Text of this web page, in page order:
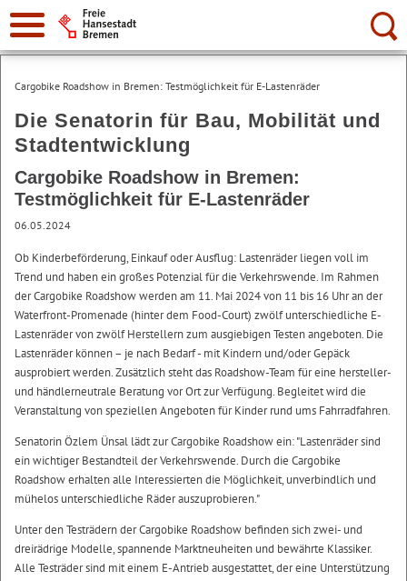
Suche:
Cargobike Roadshow in Bremen: Testmöglichkeit für E-Lastenräder
Die Senatorin für Bau, Mobilität und
Stadtentwicklung
Cargobike Roadshow in Bremen:
Testmöglichkeit für E-Lastenräder
06.05.2024
Ob Kinderbeförderung, Einkauf oder Ausflug: Lastenräder liegen voll im
Trend und haben ein großes Potenzial für die Verkehrswende. Im Rahmen
der Cargobike Roadshow werden am 11. Mai 2024 von 11 bis 16 Uhr an der
Waterfront-Promenade (hinter dem Food-Court) zwölf unterschiedliche E-
Lastenräder von zwölf Herstellern zum ausgiebigen Testen angeboten. Die
Lastenräder können – je nach Bedarf - mit Kindern und/oder Gepäck
ausprobiert werden. Zusätzlich steht das Roadshow-Team für eine hersteller-
und händlerneutrale Beratung vor Ort zur Verfügung. Begleitet wird die
Veranstaltung von speziellen Angeboten für Kinder rund ums Fahrradfahren.
Senatorin Özlem Ünsal lädt zur Cargobike Roadshow ein: "Lastenräder sind
ein wichtiger Bestandteil der Verkehrswende. Durch die Cargobike
Roadshow erhalten alle Interessierten die Möglichkeit, unverbindlich und
mühelos unterschiedliche Räder auszuprobieren."
Unter den Testrädern der Cargobike Roadshow befinden sich zwei- und
dreirädrige Modelle, spannende Marktneuheiten und bewährte Klassiker.
Alle Testräder sind mit einem E-Antrieb ausgestattet, der eine Unterstützung